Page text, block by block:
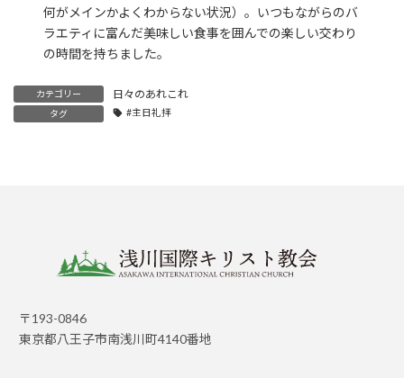
何がメインかよくわからない状況）。いつもながらのバ
ラエティに富んだ美味しい食事を囲んでの楽しい交わり
の時間を持ちました。
カテゴリー 日々のあれこれ
タグ #主日礼拝
〒193-0846
東京都八王子市南浅川町4140番地